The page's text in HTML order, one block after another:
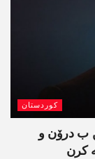
کوردستان
ب درۆن و
کرن